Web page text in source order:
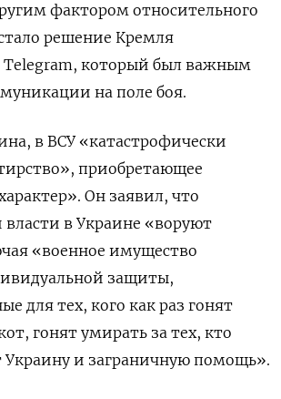
фактором относительного
решение Кремля
Telegram, который был важным
на поле боя.
в ВСУ «катастрофически
приобретающее
Он заявил, что
власти в Украине «воруют
«военное имущество
защиты,
для тех, кого как раз гонят
гонят умирать за тех, кто
Украину и заграничную помощь».